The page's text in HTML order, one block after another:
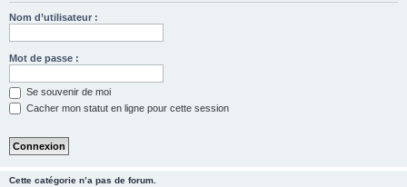
e
Nom d’utilisateur :
Mot de passe :
Se souvenir de moi
Cacher mon statut en ligne pour cette session
Cette catégorie n’a pas de forum.